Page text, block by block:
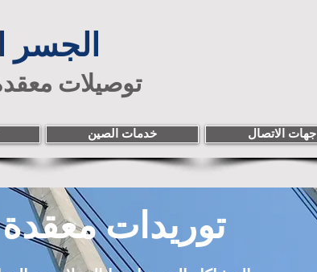
الجسر
توصيلات
خدمات الصين جهات الاتصال
توريدات